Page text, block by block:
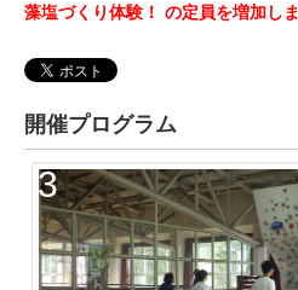
藻塩づくり体験！ の定員を増加し
開催プログラム
3